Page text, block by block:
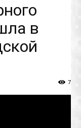
в
7